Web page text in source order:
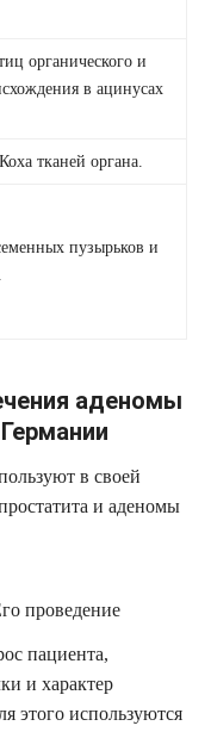
органического и
в ацинусах
тканей органа.
пузырьков и
аденомы
в своей
и аденомы
проведение
пациента,
и характер
этого используются